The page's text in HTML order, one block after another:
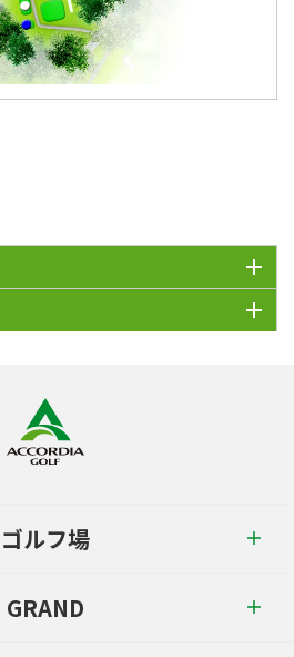
ゴルフ場
GRAND